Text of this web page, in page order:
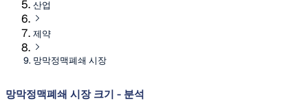
산업
제약
망막정맥폐쇄 시장
망막정맥폐쇄 시장 크기 - 분석